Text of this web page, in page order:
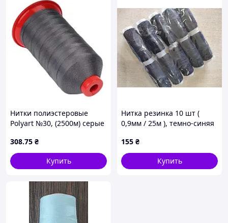
Нитки полиэстеровые
Polyart №30, (2500м) серые
308.75 ₴
Купить
Нитка резинка 10 шт (
0,9мм / 25м ), темно-синяя
155 ₴
Купить